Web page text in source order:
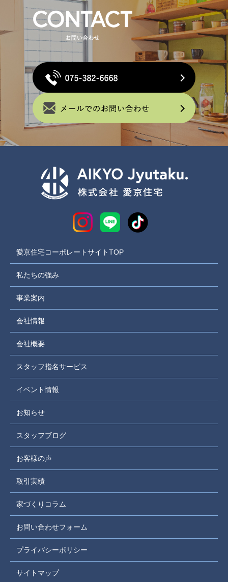
愛京住宅コーポレートサイトTOP
私たちの強み
事業案内
会社情報
会社概要
スタッフ指名サービス
イベント情報
お知らせ
スタッフブログ
お客様の声
取引実績
家づくりコラム
お問い合わせフォーム
プライバシーポリシー
サイトマップ